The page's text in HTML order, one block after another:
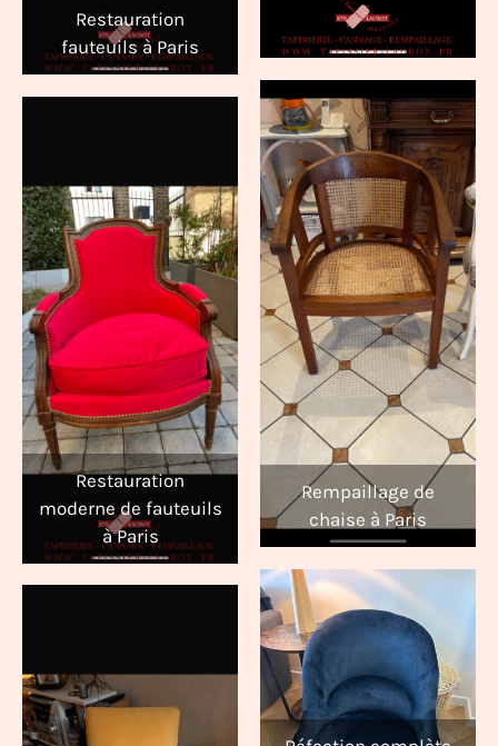
Restauration
fauteuils à Paris
Rempaillage de
chaise à Paris
Restauration
moderne de fauteuils
à Paris